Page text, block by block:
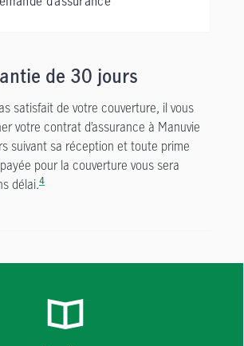
de 30 jours
satisfait de votre couverture, il vous
votre contrat d’assurance à Manuvie
suivant sa réception et toute prime
pour la couverture vous sera
délai.4